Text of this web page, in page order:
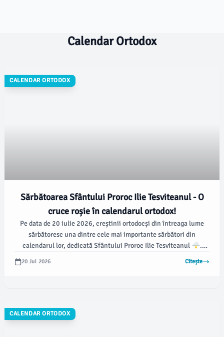
Calendar Ortodox
CALENDAR ORTODOX
Sărbătoarea Sfântului Proroc Ilie Tesviteanul - O
cruce roșie în calendarul ortodox!
Pe data de 20 iulie 2026, creștinii ortodocși din întreaga lume
sărbătoresc una dintre cele mai importante sărbători din
calendarul lor, dedicată Sfântului Proroc Ilie Tesviteanul 🌩️.
Această zi este marcată cu o cruce roșie în calendar, simbolizând
20 Jul 2026 Citește
CALENDAR ORTODOX